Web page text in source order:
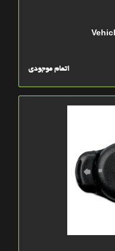
اتمام موجودی